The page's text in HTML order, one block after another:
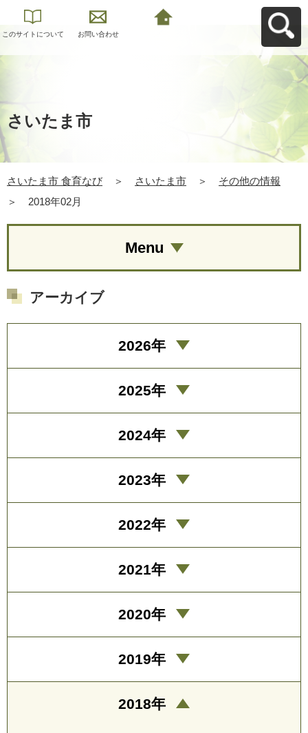
このサイトについて お問い合わせ
さいたま市
さいたま市 食育なび ＞ さいたま市 ＞
その他の情報
＞
2018年02月
Menu
アーカイブ
2026年
2025年
2024年
2023年
2022年
2021年
2020年
2019年
2018年